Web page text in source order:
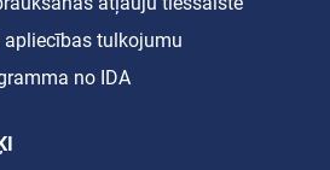
tulkojumu
no IDA